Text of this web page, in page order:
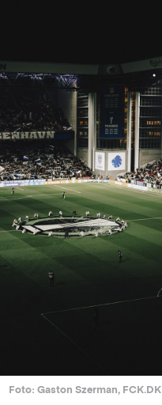
Foto: Gaston Szerman, FCK.DK